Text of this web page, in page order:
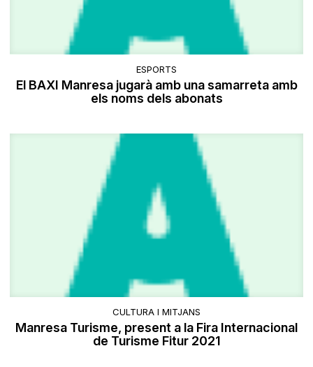
ESPORTS
El BAXI Manresa jugarà amb una samarreta amb
els noms dels abonats
CULTURA I MITJANS
Manresa Turisme, present a la Fira Internacional
de Turisme Fitur 2021